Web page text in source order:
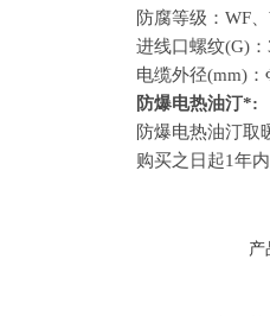
防腐等级：WF
进线口螺纹(G)
电缆外径(mm)
防爆电热油汀*:
防爆电热油汀取
购买之日起1年
产